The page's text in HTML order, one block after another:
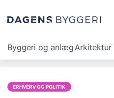
Byggeri og anlægArkitektur
ERHVERV OG POLITIK